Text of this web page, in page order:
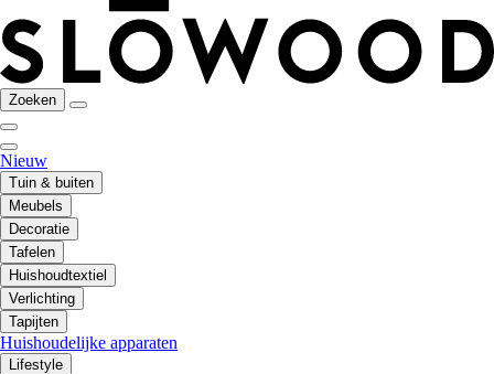
Zoeken
Nieuw
Tuin & buiten
Meubels
Decoratie
Tafelen
Huishoudtextiel
Verlichting
Tapijten
Huishoudelijke apparaten
Lifestyle